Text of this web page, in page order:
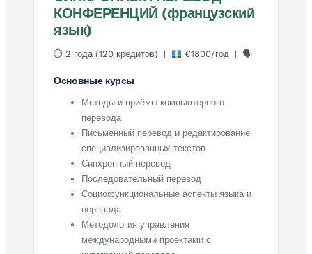
КОНФЕРЕНЦИЙ (французский
язык)
⏱ 2 года (120 кредитов) | €1800/год | 🗣
Основные курсы
Методы и приёмы компьютерного
перевода
Письменный перевод и редактирование
специализированных текстов
Синхронный перевод
Последовательный перевод
Социофункциональные аспекты языка и
перевода
Методология управления
международными проектами с